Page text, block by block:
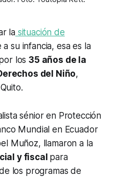
lasituación de
su infancia, esa es la
los35 años de la
del Niño,
sénior en Protección
Mundial en Ecuador
Muñoz, llamaron a la
y fiscal para
los programas de